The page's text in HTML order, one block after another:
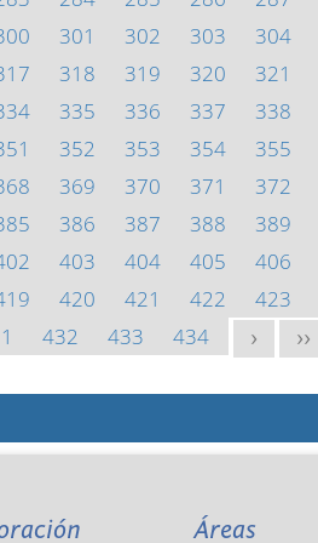
301 302 303 304
318 319 320 321
335 336 337 338
352 353 354 355
369 370 371 372
386 387 388 389
403 404 405 406
420 421 422 423
432 433 434 > >>
Áreas